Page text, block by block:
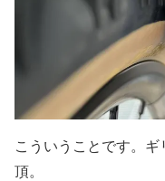
こういうことです。
頂。